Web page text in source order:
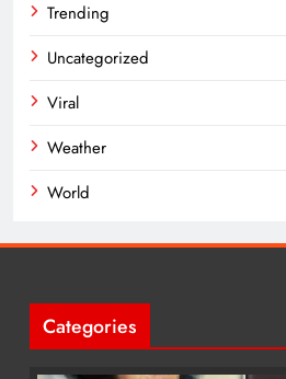
Trending
Uncategorized
Viral
Weather
World
Categories